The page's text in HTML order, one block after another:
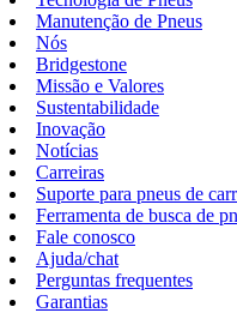
Manutenção de Pneus
Nós
Bridgestone
Missão e Valores
Sustentabilidade
Inovação
Notícias
Carreiras
Suporte para pneus de
Ferramenta de busca de
Fale conosco
Ajuda/chat
Perguntas frequentes
Garantias